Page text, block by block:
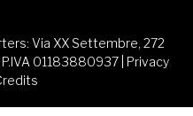
Via XX Settembre, 272
01183880937 | Privacy